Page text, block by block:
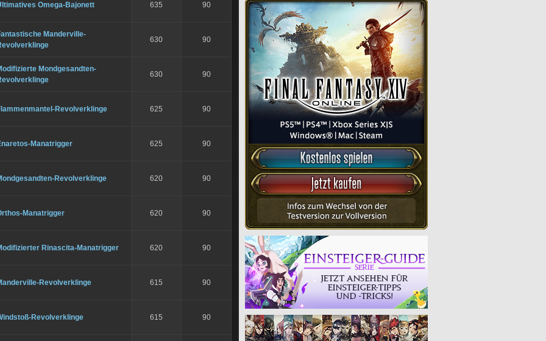
Omega-Bajonett 635 90
Manderville-
630 90
Mondgesandten-
630 90
Revolverklinge 625 90
Manatrigger 625 90
Revolverklinge 620 90
Manatrigger 620 90
Rinascita-Manatrigger 620 90
Revolverklinge 615 90
Revolverklinge 615 90